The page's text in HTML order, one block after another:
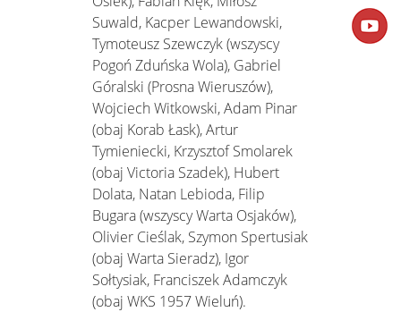
Suwald, Kacper Lewandowski,
Tymoteusz Szewczyk (wszyscy
Pogoń Zduńska Wola), Gabriel
Góralski (Prosna Wieruszów),
Wojciech Witkowski, Adam Pinar
(obaj Korab Łask), Artur
Tymieniecki, Krzysztof Smolarek
(obaj Victoria Szadek), Hubert
Dolata, Natan Lebioda, Filip
Bugara (wszyscy Warta Osjaków),
Olivier Cieślak, Szymon Spertusiak
(obaj Warta Sieradz), Igor
Sołtysiak, Franciszek Adamczyk
(obaj WKS 1957 Wieluń).